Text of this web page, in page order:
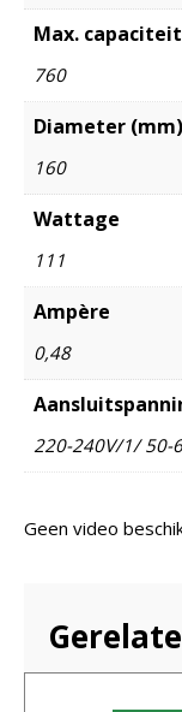
Max.
760
Diameter (mm)
160
Wattage
111
Ampère
0,48
220-240V/1/ 50-
Geen video